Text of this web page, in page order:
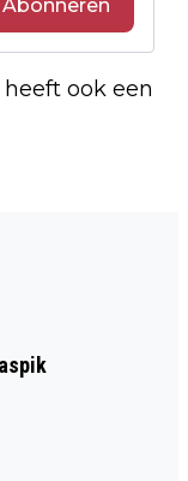
Abonneren
ook een